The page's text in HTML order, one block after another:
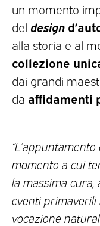
un momento
del design
alla storia e al
collezione
dai grandi
da affidamenti
momento a cui
la massima
eventi
vocazione